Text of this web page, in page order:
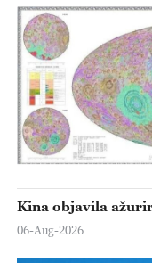
Kina objavila
06-Aug-2026